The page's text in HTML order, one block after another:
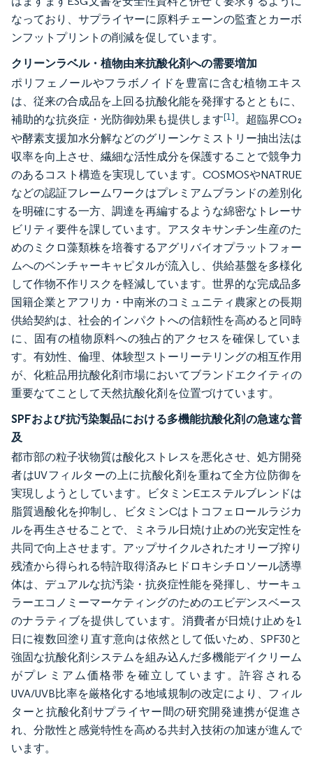
なっており、サプライヤーに原料チェーンの監査とカーボ
ンフットプリントの削減を促しています。
クリーンラベル・植物由来抗酸化剤への需要増加
ポリフェノールやフラボノイドを豊富に含む植物エキス
は、従来の合成品を上回る抗酸化能を発揮するとともに、
補助的な抗炎症・光防御効果も提供します[1]。超臨界CO₂
や酵素支援加水分解などのグリーンケミストリー抽出法は
収率を向上させ、繊細な活性成分を保護することで競争力
のあるコスト構造を実現しています。COSMOSやNATRUE
などの認証フレームワークはプレミアムブランドの差別化
を明確にする一方、調達を再編するような綿密なトレーサ
ビリティ要件を課しています。アスタキサンチン生産のた
めのミクロ藻類株を培養するアグリバイオプラットフォー
ムへのベンチャーキャピタルが流入し、供給基盤を多様化
して作物不作リスクを軽減しています。世界的な完成品多
国籍企業とアフリカ・中南米のコミュニティ農家との長期
供給契約は、社会的インパクトへの信頼性を高めると同時
に、固有の植物原料への独占的アクセスを確保していま
す。有効性、倫理、体験型ストーリーテリングの相互作用
が、化粧品用抗酸化剤市場においてブランドエクイティの
重要なてことして天然抗酸化剤を位置づけています。
SPFおよび抗汚染製品における多機能抗酸化剤の急速な普
及
都市部の粒子状物質は酸化ストレスを悪化させ、処方開発
者はUVフィルターの上に抗酸化剤を重ねて全方位防御を
実現しようとしています。ビタミンEエステルブレンドは
脂質過酸化を抑制し、ビタミンCはトコフェロールラジカ
ルを再生させることで、ミネラル日焼け止めの光安定性を
共同で向上させます。アップサイクルされたオリーブ搾り
残渣から得られる特許取得済みヒドロキシチロソール誘導
体は、デュアルな抗汚染・抗炎症性能を発揮し、サーキュ
ラーエコノミーマーケティングのためのエビデンスベース
のナラティブを提供しています。消費者が日焼け止めを1
日に複数回塗り直す意向は依然として低いため、SPF30と
強固な抗酸化剤システムを組み込んだ多機能デイクリーム
がプレミアム価格帯を確立しています。許容される
UVA/UVB比率を厳格化する地域規制の改定により、フィル
ターと抗酸化剤サプライヤー間の研究開発連携が促進さ
れ、分散性と感覚特性を高める共封入技術の加速が進んで
います。